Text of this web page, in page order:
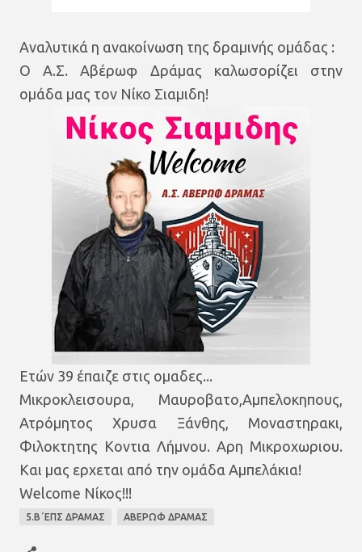
Αναλυτικά η ανακοίνωση της δραμινής ομάδας :
Ο Α.Σ. Αβέρωφ Δράμας καλωσορίζει στην
ομάδα μας τον Νίκο Σιαμιδη!
Ετών 39 έπαιζε στις ομαδες...
Μικροκλεισουρα, Μαυροβατο,Αμπελοκηπους,
Ατρόμητος Χρυσα Ξάνθης, Μοναστηρακι,
Φιλοκτητης Κοντια Λήμνου. Αρη Μικροχωριου.
Και μας ερχεται από την ομάδα Αμπελάκια!
Welcome Νίκος!!!
5.Β΄ΕΠΣ ΔΡΑΜΑΣ ΑΒΕΡΩΦ ΔΡΑΜΑΣ